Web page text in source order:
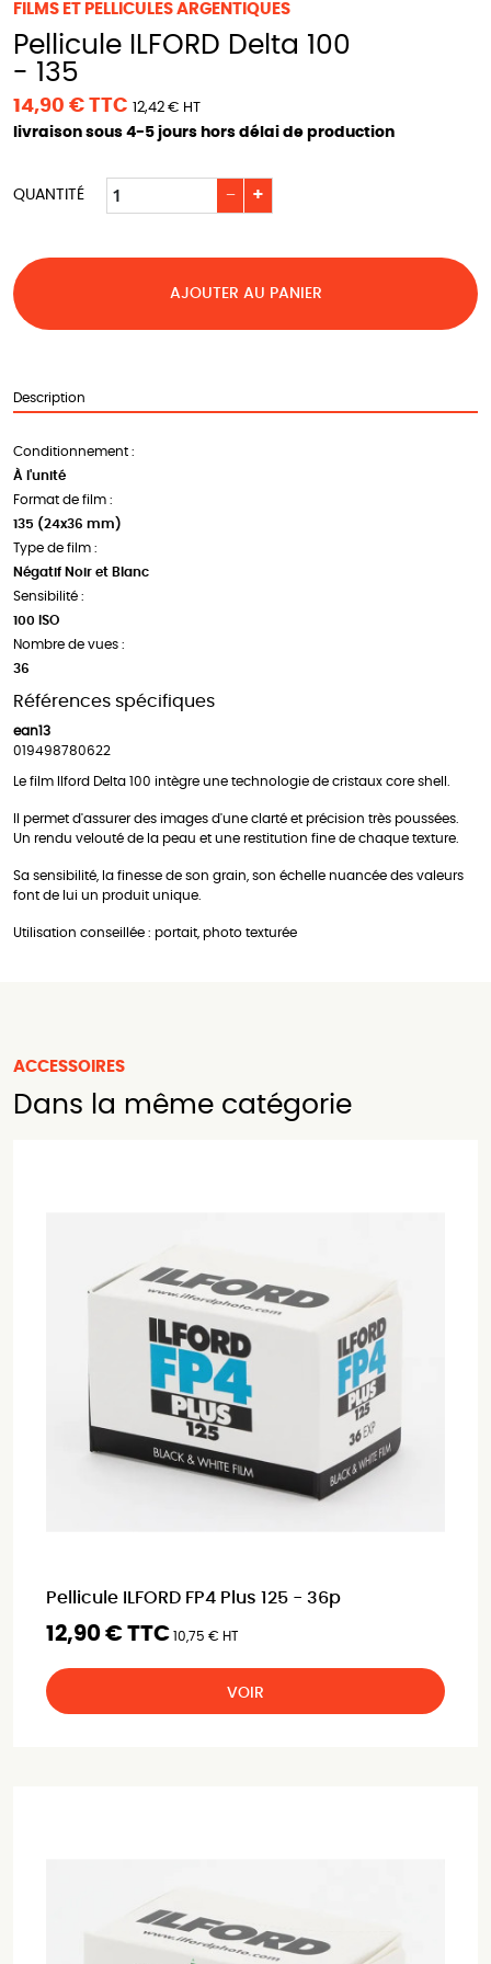
FILMS ET PELLICULES ARGENTIQUES
Pellicule ILFORD Delta 100
- 135
14,90 € TTC 12,42 € HT
livraison sous 4-5 jours hors délai de production
QUANTITÉ +
−
AJOUTER AU PANIER
Description
Conditionnement :
À l'unité
Format de film :
135 (24x36 mm)
Type de film :
Négatif Noir et Blanc
Sensibilité :
100 ISO
Nombre de vues :
36
Références spécifiques
ean13
019498780622
Le film Ilford Delta 100 intègre une technologie de cristaux core shell.
Il permet d'assurer des images d'une clarté et précision très poussées.
Un rendu velouté de la peau et une restitution fine de chaque texture.
Sa sensibilité, la finesse de son grain, son échelle nuancée des valeurs
font de lui un produit unique.
Utilisation conseillée : portait, photo texturée
ACCESSOIRES
Dans la même catégorie
Pellicule ILFORD FP4 Plus 125 - 36p
12,90 € TTC 10,75 € HT
VOIR